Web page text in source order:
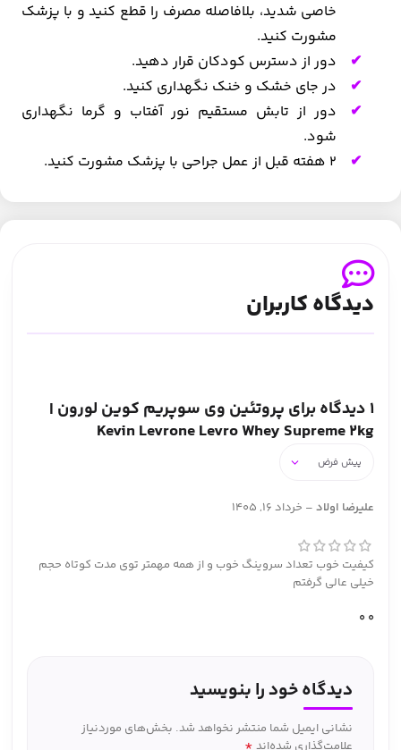
خاصی شدید، بلافاصله مصرف را قطع کنید و با پزشک
مشورت کنید.
دور از دسترس کودکان قرار دهید.
در جای خشک و خنک نگهداری کنید.
دور از تابش مستقیم نور آفتاب و گرما نگهداری
شود.
2 هفته قبل از عمل جراحی با پزشک مشورت کنید.
دیدگاه کاربران
1 دیدگاه برای
پروتئین وی سوپریم کوین لورون |
Kevin Levrone Levro Whey Supreme 2kg
علیرضا اولاد – خرداد 16, 1405
کیفیت خوب تعداد سروینگ خوب و از همه مهمتر توی مدت کوتاه حجم
خیلی عالی گرفتم
0
0
دیدگاه خود را بنویسید
نشانی ایمیل شما منتشر نخواهد شد. بخش‌های موردنیاز